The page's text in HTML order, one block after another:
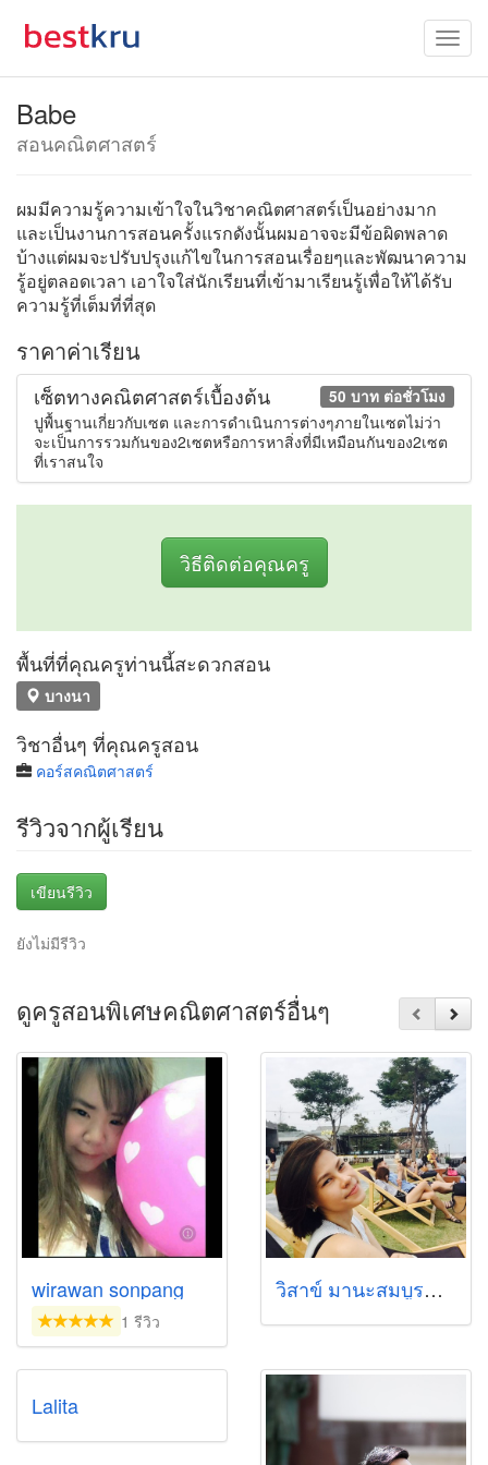
Babe
สอนคณิตศาสตร์
ผมมีความรู้ความเข้าใจในวิชาคณิตศาสตร์เป็นอย่างมาก
และเป็นงานการสอนครั้งแรกดังนั้นผมอาจจะมีข้อผิดพลาด
บ้างแต่ผมจะปรับปรุงแก้ไขในการสอนเรื่อยๆและพัฒนาความ
รู้อยู่ตลอดเวลา เอาใจใส่นักเรียนที่เข้ามาเรียนรู้เพื่อให้ได้รับ
ความรู้ที่เต็มที่ที่สุด
ราคาค่าเรียน
เซ็ตทางคณิตศาสตร์เบื้องต้น 50 บาท ต่อชั่วโมง
ปูพื้นฐานเกี่ยวกับเซต และการดำเนินการต่างๆภายในเซตไม่ว่า
จะเป็นการรวมกันของ2เซตหรือการหาสิ่งที่มีเหมือนกันของ2เซต
ที่เราสนใจ
วิธีติดต่อคุณครู
พื้นที่ที่คุณครูท่านนี้สะดวกสอน
บางนา
วิชาอื่นๆ ที่คุณครูสอน
คอร์สคณิตศาสตร์
รีวิวจากผู้เรียน
เขียนรีวิว
ยังไม่มีรีวิว
ดูครูสอนพิเศษคณิตศาสตร์อื่นๆ
wirawan sonpang
1 รีวิว
วิสาข์ มานะสมบูรณ์พันธ์
Lalita